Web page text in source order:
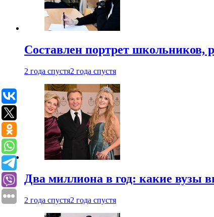
Составлен портрет школьников,
2 года спустя2 года спустя
Два миллиона в год: какие вузы
2 года спустя2 года спустя